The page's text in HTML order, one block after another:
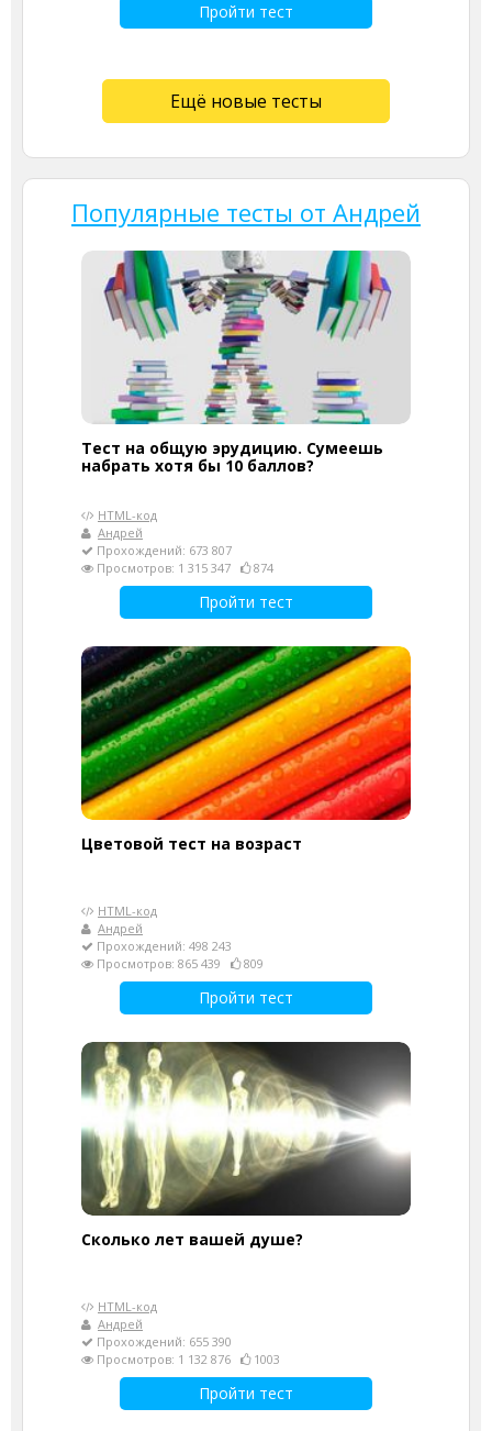
Пройти тест
Ещё новые тесты
Популярные тесты от Андрей
Тест на общую эрудицию. Сумеешь
набрать хотя бы 10 баллов?
HTML-код
Андрей
Прохождений: 673 807
Просмотров: 1 315 347
874
Пройти тест
Цветовой тест на возраст
HTML-код
Андрей
Прохождений: 498 243
Просмотров: 865 439
809
Пройти тест
Cколько лет вашей душе?
HTML-код
Андрей
Прохождений: 655 390
Просмотров: 1 132 876
1003
Пройти тест